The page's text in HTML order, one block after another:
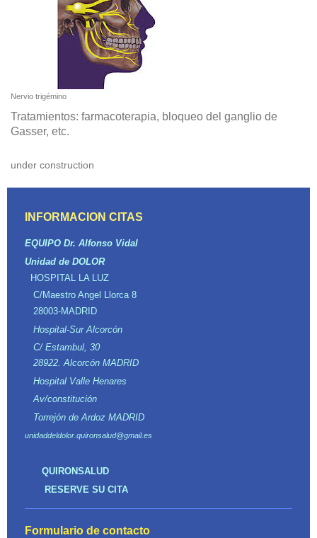
Nervio trigémino
Tratamientos: farmacoterapia, bloqueo del ganglio de
Gasser, etc.
under construction
INFORMACION CITAS
EQUIPO Dr. Alfonso Vidal
Unidad de DOLOR
HOSPITAL LA LUZ
C/Maestro Angel Llorca 8
28003-MADRID
Hospital-Sur Alcorcón
C/ Estambul, 30
28922. Alcorcón MADRID
Hospital Valle Henares
Av/constitución
Torrejón de Ardoz MADRID
unidaddeldolor.quironsalud@gmail.es
QUIRONSALUD
RESERVE SU CITA
Formulario de contacto